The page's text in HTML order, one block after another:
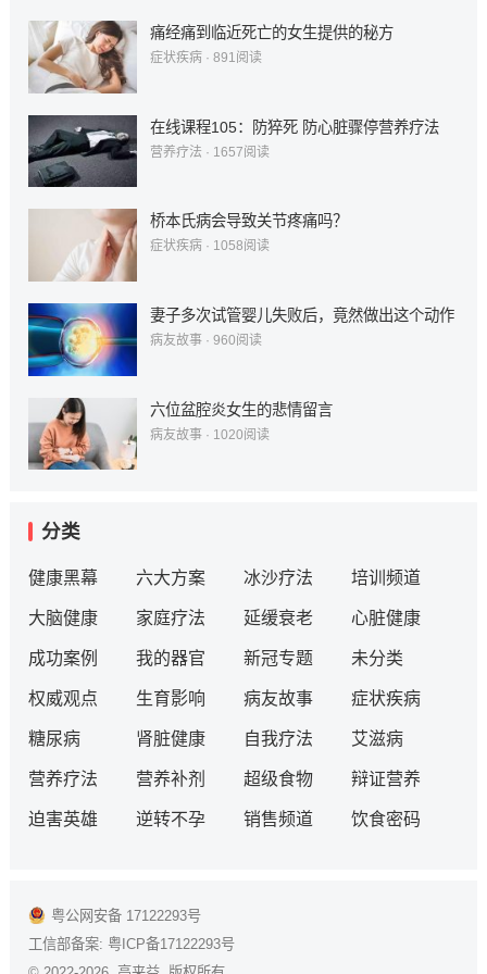
痛经痛到临近死亡的女生提供的秘方
症状疾病· 891阅读
在线课程105：防猝死 防心脏骤停营养疗法
营养疗法 · 1657阅读
桥本氏病会导致关节疼痛吗？
症状疾病· 1058阅读
妻子多次试管婴儿失败后，竟然做出这个动作
病友故事· 960阅读
六位盆腔炎女生的悲情留言
病友故事· 1020阅读
分类
健康黑幕 六大方案 冰沙疗法 培训频道
大脑健康 家庭疗法 延缓衰老 心脏健康
成功案例 我的器官 新冠专题 未分类
权威观点 生育影响 病友故事 症状疾病
糖尿病 肾脏健康 自我疗法 艾滋病
营养疗法 营养补剂 超级食物 辩证营养
迫害英雄 逆转不孕 销售频道 饮食密码
粤公网安备 17122293号
工信部备案: 粤ICP备17122293号